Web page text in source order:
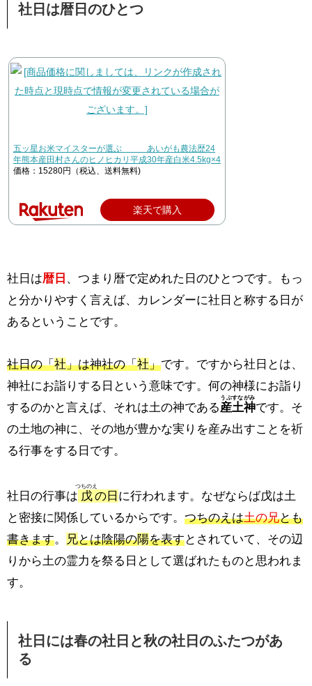
社日は暦日のひとつ
五ッ星お米マイスターが選ぶ あいがも農法歴24
年熊本産田村さんのヒノヒカリ平成30年産白米4.5kg×4
価格：15280円（税込、送料無料)
楽天で購入
社日は暦日 、つまり暦で定めれた日のひとつです。もっ
と分かりやすく言えば、カレンダーに社日と称する日が
あるということです。
社日の「社」は神社の「社」です。ですから社日とは、
神社にお詣りする日という意味です。何の神様にお詣り
するのかと言えば、それは土の神である産土神
うぶすながみ
です。そ
の土地の神に、その地が豊かな実りを産み出すことを祈
る行事をする日です。
社日の行事は 戊
つちのえ
の日 に行われます。なぜならば戊は土
と密接に関係しているからです。 つちのえは土の兄とも
書きます。 兄とは陰陽の陽を表すとされていて、その辺
りから土の霊力を祭る日として選ばれたものと思われま
す。
社日には春の社日と秋の社日のふたつがあ
る